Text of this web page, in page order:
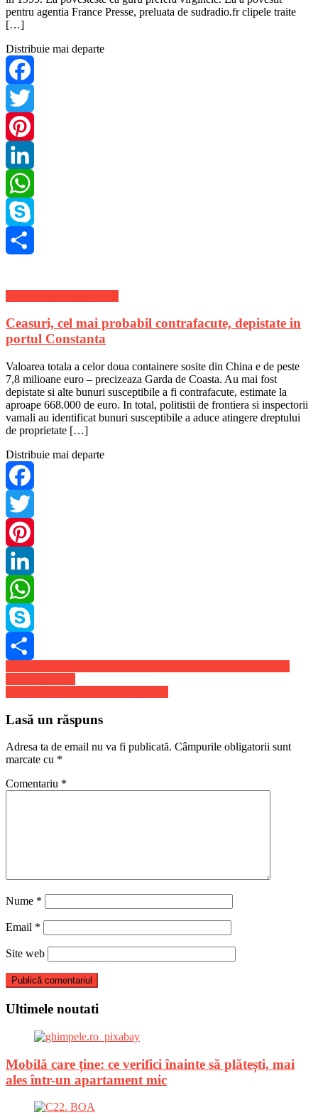
pentru agentia France Presse, preluata de sudradio.fr clipele traite
[…]
Distribuie mai departe
Facebook
Twitter
Pinterest
LinkedIn
WhatsApp
Skype
Ceasuri, cel mai probabil contrafacute, depistate in
portul Constanta
Valoarea totala a celor doua containere sosite din China e de peste
7,8 milioane euro – precizeaza Garda de Coasta. Au mai fost
depistate si alte bunuri susceptibile a fi contrafacute, estimate la
aproape 668.000 de euro. In total, politistii de frontiera si inspectorii
vamali au identificat bunuri susceptibile a aduce atingere dreptului
de proprietate […]
Distribuie mai departe
Facebook
Twitter
Pinterest
LinkedIn
WhatsApp
Skype
Share
Navigare
în
Lasă un răspuns
Adresa ta de email nu va fi publicată. Câmpurile obligatorii sunt
marcate cu *
Comentariu *
Nume *
Email *
Site web
Ultimele noutati
Mobilă care ține: ce verifici înainte să plătești, mai
ales într-un apartament mic